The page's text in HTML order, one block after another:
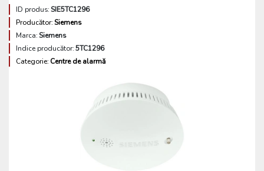
ID produs:SIE5TC1296
Producător:Siemens
Marca:Siemens
Indice producător:5TC1296
Categorie: Centre de alarmă